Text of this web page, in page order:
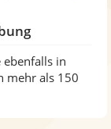
ebenfalls in
mehr als 150